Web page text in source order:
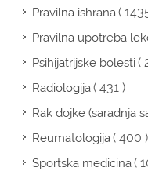
Pravilna ishrana(
Pravilna upotreba
Psihijatrijske bolesti(
Radiologija( 431 )
Rak dojke (saradnja
Reumatologija( 400 )
Sportska medicina(